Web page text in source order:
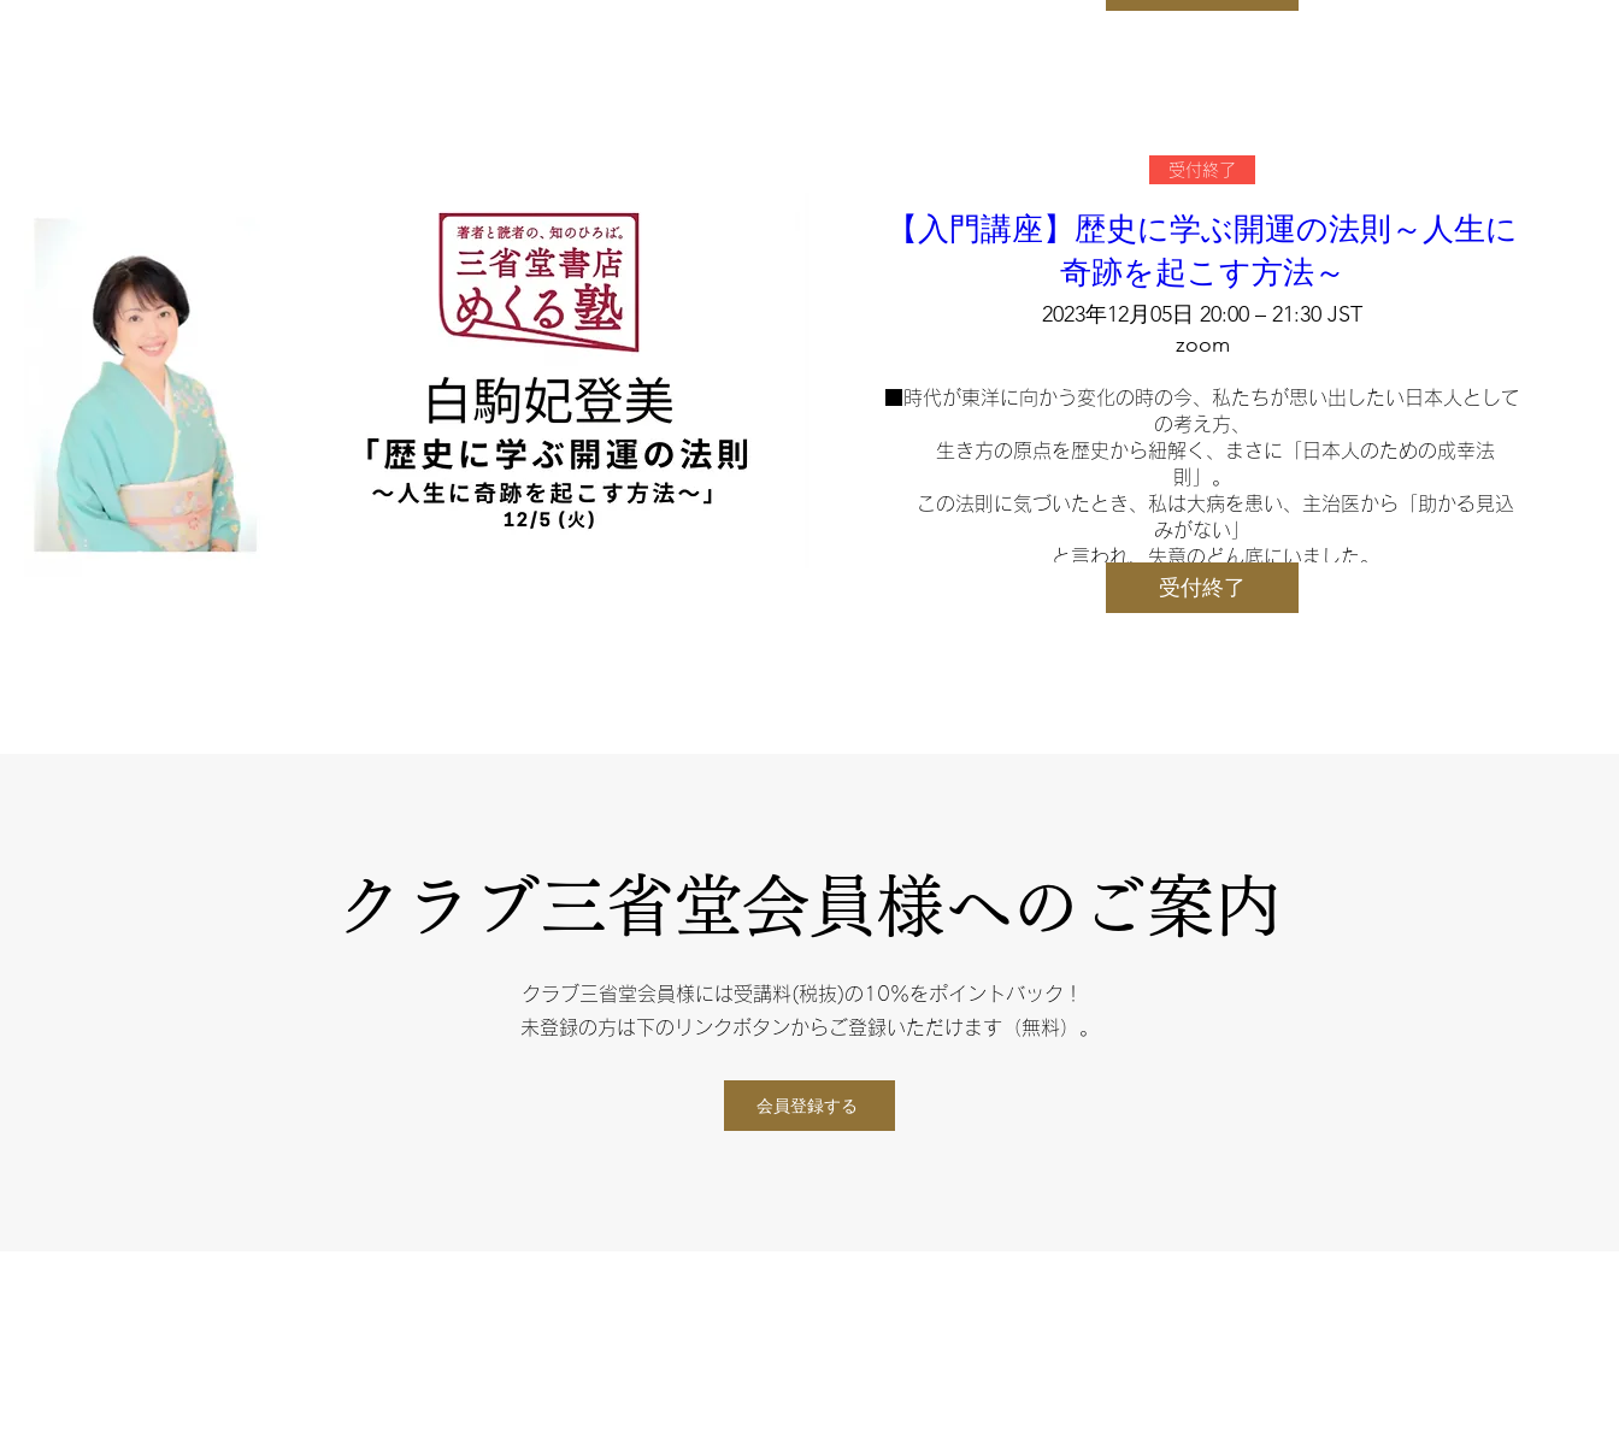
受付終了
【入門講座】歴史に学ぶ開運の法則～人生に
奇跡を起こす方法～
2023年12月05日 20:00 – 21:30 JST
zoom
■時代が東洋に向かう変化の時の今、私たちが思い出したい日本人として
の考え方、
生き方の原点を歴史から紐解く、まさに「日本人のための成幸法
則」。
この法則に気づいたとき、私は大病を患い、主治医から「助かる見込
みがない」
と言われ、失意のどん底にいました。
法則に気づき、「残された時間を、 日本人として生きよう」と心に決め
受付終了
クラブ三省堂会員様へのご案内
クラブ三省堂会員様には受講料(税抜)の10％をポイントバック！
未登録の方は下のリンクボタンからご登録いただけます（無料）。
会員登録する